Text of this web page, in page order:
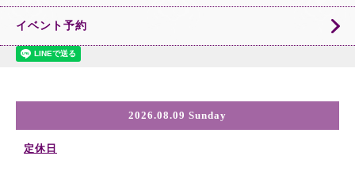
イベント予約
2026.08.09 Sunday
定休日